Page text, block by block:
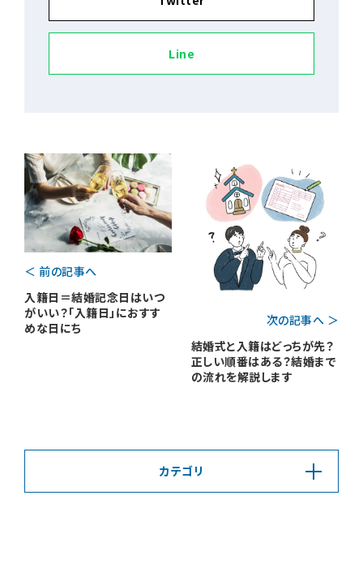
Line
＜ 前の記事へ
入籍日＝結婚記念日はいつ
がいい？「入籍日」におすす
めな日にち
次の記事へ ＞
結婚式と入籍はどっちが先？
正しい順番はある？結婚まで
の流れを解説します
カテゴリ